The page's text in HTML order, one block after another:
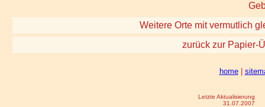
Weitere Orte mit vermutlich
zurück zur Papier-
home|
Letzte Aktualisierung
31.07.2007